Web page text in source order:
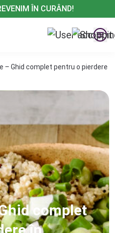
ÎN CURÂND!
– Ghid complet pentru o pierdere
complet